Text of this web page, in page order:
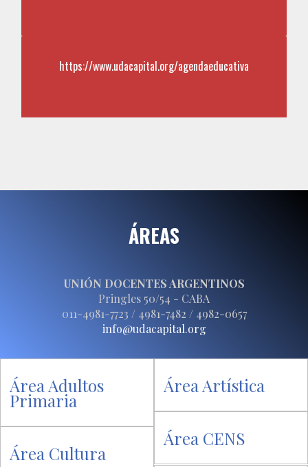
https://www.udacapital.org/agendaeducativa
ÁREAS
UNIÓN DOCENTES ARGENTINOS
Pringles 50/54 - CABA
011-4981-7723 / 4981-7482 / 4982-0657
info@udacapital.org
Área Adultos
Primaria
Área Artística
Área CENS
Área Cultura